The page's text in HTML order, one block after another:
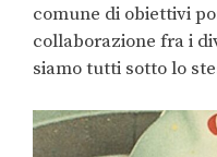
comune di obiettivi
collaborazione fra i
siamo tutti sotto lo